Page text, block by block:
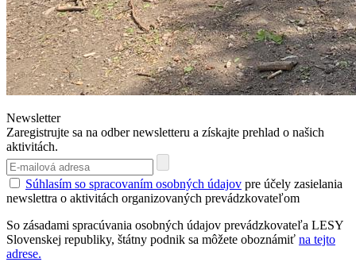
Newsletter
Zaregistrujte sa na odber newsletteru a získajte prehlad o našich
aktivitách.
Súhlasím so spracovaním osobných údajov pre účely zasielania
newslettra o aktivitách organizovaných prevádzkovateľom
So zásadami spracúvania osobných údajov prevádzkovateľa LESY
Slovenskej republiky, štátny podnik sa môžete oboznámiť na tejto
adrese.